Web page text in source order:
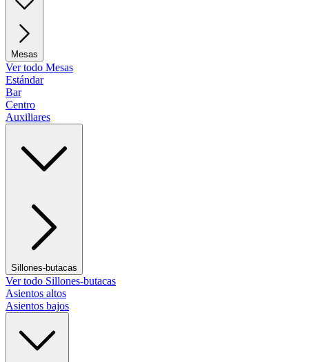
Mesas
Ver todo Mesas
Estándar
Bar
Centro
Auxiliares
Sillones-butacas
Ver todo Sillones-butacas
Asientos altos
Asientos bajos